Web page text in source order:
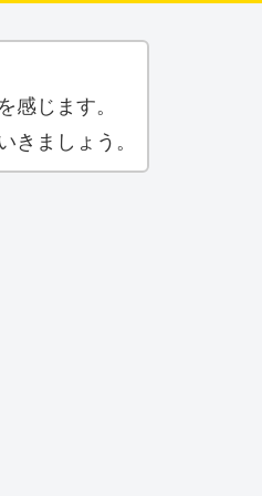
感じます。
きましょう。